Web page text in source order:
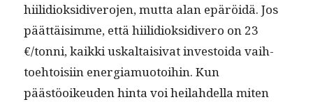
hiilid­iok­sidi­vero­jen, mut­ta alan epäröidä. Jos
päät­täisimme, että hiilid­iok­sidi­vero on 23
€/tonni, kaik­ki uskaltaisi­vat investoi­da vai­h­
toe­htoisi­in ener­gia­muo­toi­hin. Kun
päästöoikeu­den hin­ta voi heilahdel­la miten